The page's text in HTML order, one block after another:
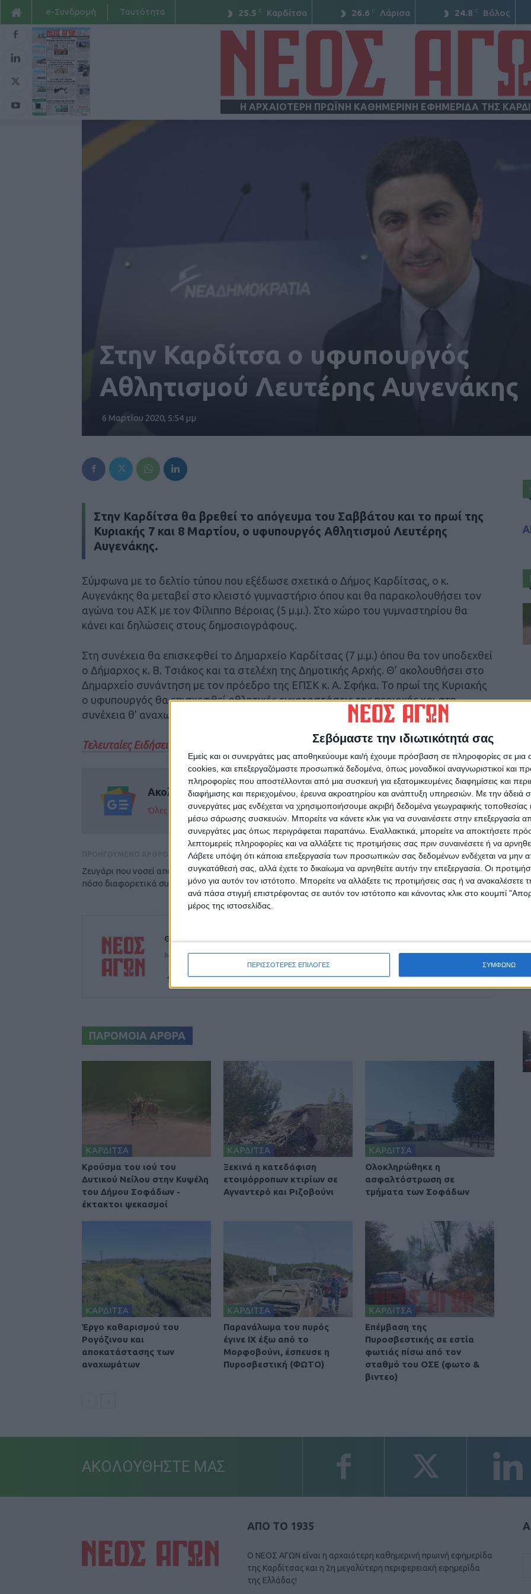
Σεβόμαστε την ιδιωτικότητά σας
Εμείς και οι συνεργάτες μας αποθηκεύουμε και/ή έχουμε πρόσβαση σε πληροφορίες σε
cookies, και επεξεργαζόμαστε προσωπικά δεδομένα, όπως μοναδικοί αναγνωριστικοί και
πληροφορίες που αποστέλλονται από μια συσκευή για εξατομικευμένες διαφημίσεις και
διαφήμισης και περιεχομένου, έρευνα ακροατηρίου και ανάπτυξη υπηρεσιών. Με την άδειά
συνεργάτες μας ενδέχεται να χρησιμοποιήσουμε ακριβή δεδομένα γεωγραφικής τοποθεσίας
μέσω σάρωσης συσκευών. Μπορείτε να κάνετε κλικ για να συναινέσετε στην επεξεργασία
συνεργάτες μας όπως περιγράφεται παραπάνω. Εναλλακτικά, μπορείτε να αποκτήσετε
λεπτομερείς πληροφορίες και να αλλάξετε τις προτιμήσεις σας πριν συναινέσετε ή να
Λάβετε υπόψη ότι κάποια επεξεργασία των προσωπικών σας δεδομένων ενδέχεται να μην
συγκατάθεσή σας, αλλά έχετε το δικαίωμα να αρνηθείτε αυτήν την επεξεργασία. Οι
μόνο για αυτόν τον ιστότοπο. Μπορείτε να αλλάξετε τις προτιμήσεις σας ή να ανακαλέσετε
ανά πάσα στιγμή επιστρέφοντας σε αυτόν τον ιστότοπο και κάνοντας κλικ στο κουμπί
μέρος της ιστοσελίδας.
ΠΕΡΙΣΣΟΤΕΡΕΣ ΕΠΙΛΟΓΕΣ ΣΥΜΦΩΝΩ
25.5 C Καρδίτσα 26.6 C Λάρισα 24.8 C Βόλος
e-Συνδρομή Ταυτότητα
Η ΑΡΧΑΙΟΤΕΡΗ ΠΡΩΪΝΗ ΚΑΘΗΜΕΡΙΝΗ ΕΦΗΜΕΡΙΔΑ ΤΗΣ
Στην Καρδίτσα ο υφυπουργός
Αθλητισμού Λευτέρης Αυγενάκης
6 Μαρτίου 2020, 5:54 μμ
Στην Καρδίτσα θα βρεθεί το απόγευμα του Σαββάτου και το πρωί της
Κυριακής 7 και 8 Μαρτίου, ο υφυπουργός Αθλητισμού Λευτέρης
Αυγενάκης.
Σύμφωνα με το δελτίο τύπου που εξέδωσε σχετικά ο Δήμος Καρδίτσας, ο κ.
Αυγενάκης θα μεταβεί στο κλειστό γυμναστήριο όπου και θα παρακολουθήσει τον
αγώνα του ΑΣΚ με τον Φίλιππο Βέροιας (5 μ.μ.). Στο χώρο του γυμναστηρίου θα
κάνει και δηλώσεις στους δημοσιογράφους.
Στη συνέχεια θα επισκεφθεί το Δημαρχείο Καρδίτσας (7 μ.μ.) όπου θα τον υποδεχθεί
ο Δήμαρχος κ. Β. Τσιάκος και τα στελέχη της Δημοτικής Αρχής. Θ’ ακολουθήσει στο
Δημαρχείο συνάντηση με τον πρόεδρο της ΕΠΣΚ κ. Α. Σφήκα. Το πρωί της Κυριακής
ο υφυπουργός θα επισκεφθεί αθλητικές εγκαταστάσεις της περιοχής και στη
συνέχεια θ’ αναχωρήσει.
Τελευταίες Ειδήσεις Σήμερα
Ακολούθησε την εφημερίδα ΝΕΟΣ ΑΓΩΝ στο Google News!
Όλες οι εξελίξεις στην περιοχή της Καρδίτσας και ευρύτερα της Θεσσαλίας
Ζευγάρι που νοσεί από κορωνοϊό περιγράφει
πόσο διαφορετικά συμπτώματα έχουν
ΕΠΟΜΕΝΟ ΑΡΘΡΟ
«Πήγα» με τη Λεβίνσκι για να διαχειριστώ το
άγχος μου»
Θεοδόσης Κατσάρας
https://neosagon.gr
ΠΑΡΟΜΟΙΑ ΑΡΘΡΑ
ΚΑΡΔΙΤΣΑ
Κρούσμα του ιού του
Δυτικού Νείλου στην Κυψέλη
του Δήμου Σοφάδων -
έκτακτοι ψεκασμοί
ΚΑΡΔΙΤΣΑ
Ξεκινά η κατεδάφιση
ετοιμόρροπων κτιρίων σε
Αγναντερό και Ριζοβούνι
ΚΑΡΔΙΤΣΑ
Ολοκληρώθηκε η
ασφαλτόστρωση σε
τμήματα των Σοφάδων
ΚΑΡΔΙΤΣΑ
Έργο καθαρισμού του
Ρογόζινου και
αποκατάστασης των
αναχωμάτων
ΚΑΡΔΙΤΣΑ
Παρανάλωμα του πυρός
έγινε ΙΧ έξω από το
Μορφοβούνι, έσπευσε η
Πυροσβεστική (ΦΩΤΟ)
ΚΑΡΔΙΤΣΑ
Επέμβαση της
Πυροσβεστικής σε εστία
φωτιάς πίσω από τον
σταθμό του ΟΣΕ (φωτο &
βιντεο)
ΑΚΟΛΟΥΘΗΣΤΕ ΜΑΣ
ΑΠΟ ΤΟ 1935
Ο ΝΕΟΣ ΑΓΩΝ είναι η αρχαιότερη καθημερινή πρωινή εφημερίδα
της Καρδίτσας και η 2η μεγαλύτερη περιφερειακή εφημερίδα
της Ελλάδας!